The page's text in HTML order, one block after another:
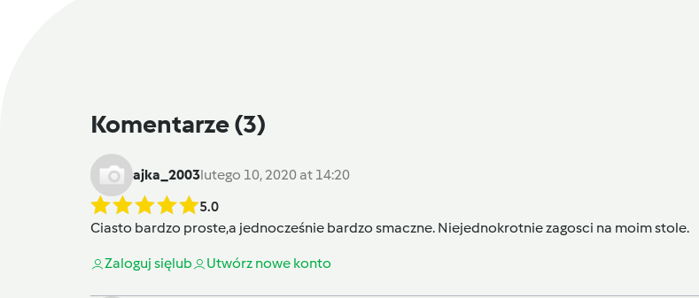
Komentarze(3)
ajka_2003lutego 10, 2020 at 14:20
5.0
Ciasto bardzo proste,a jednocześnie bardzo smaczne. Niejednokrotnie zagosci na moim stole.
Zaloguj sięlub Utwórz nowe konto